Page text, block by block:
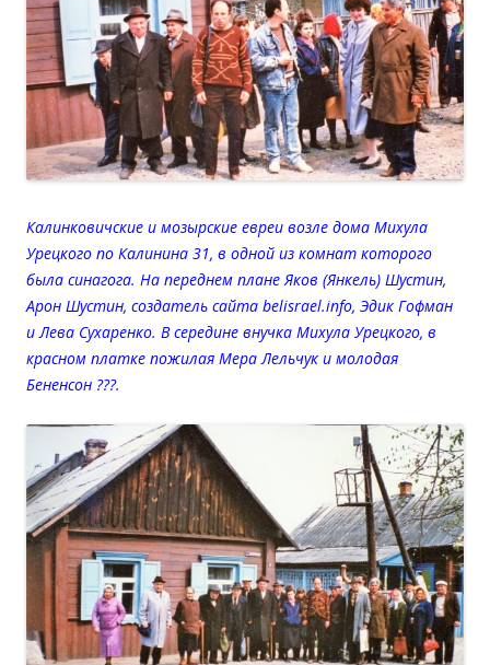
Калинковичские и мозырские евреи возле дома Михула
Урецкого по Калинина 31, в одной из комнат которого
была синагога. На переднем плане Яков (Янкель) Шустин,
Арон Шустин, создатель сайта belisrael.info, Эдик Гофман
и Лева Сухаренко. В середине внучка Михула Урецкого, в
красном платке пожилая Мера Лельчук и молодая
Бененсон ???.